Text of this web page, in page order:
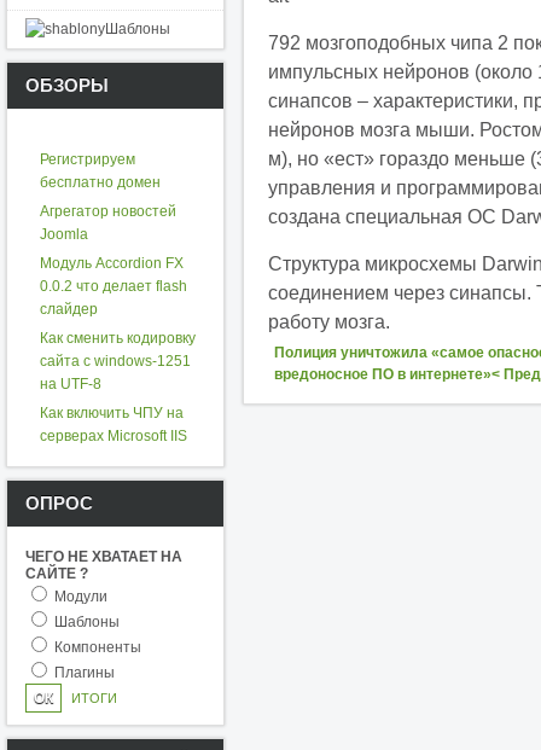
792 мозгоподобных чипа 2
импульсных нейронов (около
синапсов – характеристики,
нейронов мозга мыши.
м), но «ест» гораздо меньше
управления и
создана специальная ОС
Структура микросхемы
соединением через синапсы.
работу мозга.
Полиция уничтожила «самое
вредоносное ПО в интернете»<
Шаблоны
ОБЗОРЫ
Регистрируем
бесплатно домен
Агрегатор новостей
Joomla
Модуль Accordion FX
0.0.2 что делает flash
слайдер
Как сменить кодировку
сайта с windows-1251
на UTF-8
Как включить ЧПУ на
серверах Microsoft IIS
ОПРОС
ЧЕГО НЕ ХВАТАЕТ НА
САЙТЕ ?
Модули
Шаблоны
Компоненты
Плагины
ИТОГИ